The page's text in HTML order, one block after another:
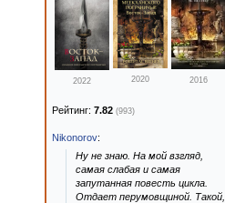
2022 2020 2016
Рейтинг: 7.82 (993)
Nikonorov:
Ну не знаю. На мой взгляд,
самая слабая и самая
запутанная повесть цикла.
Отдает перумовщиной. Такой,